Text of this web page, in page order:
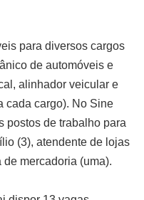
para diversos cargos
de automóveis e
alinhador veicular e
cada cargo). No Sine
postos de trabalho para
(3), atendente de lojas
mercadoria (uma).